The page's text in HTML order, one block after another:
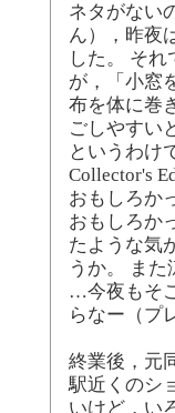
ネタがない
ん），昨夜
した。 そ
が，「小窓
布を体に巻
ごしやすい
というわけ
Collector's
おもしろか
おもしろか
たような気
うか。 ま
…今夜もそ
らなー（プ
終業後，元
駅近くのシ
いけど，い